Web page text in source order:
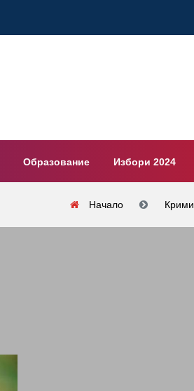
Образование Избори 2024
Начало Крими